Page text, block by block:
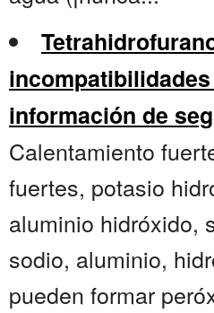
información de
Calentamiento
fuertes, potasio
aluminio hidróxido,
sodio, aluminio,
pueden formar